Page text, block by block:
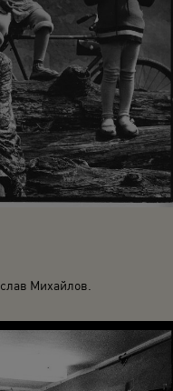
Михайлов.